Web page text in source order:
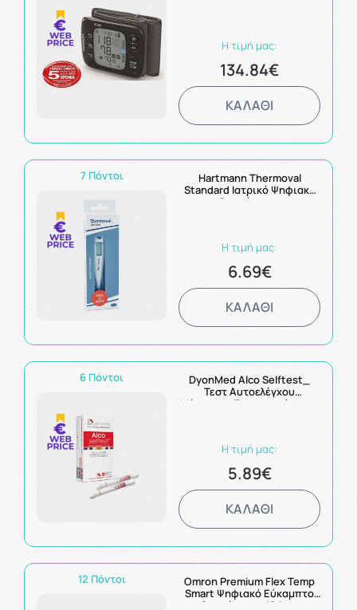
Η τιμή μας:
134.84€
ΚΑΛΑΘΙ
7 Πόντοι
Hartmann Thermoval
Standard Ιατρικό Ψηφιακό
Θερμόμετρο
Η τιμή μας:
6.69€
ΚΑΛΑΘΙ
6 Πόντοι
DyonMed Alco Selftest_
Τεστ Αυτοελέγχου
Μέτρησης Περιεκτικότητας
Η τιμή μας:
5.89€
ΚΑΛΑΘΙ
12 Πόντοι
Omron Premium Flex Temp
Smart Ψηφιακό Εύκαμπτο
Θερμόμετρο 10 1τμχ